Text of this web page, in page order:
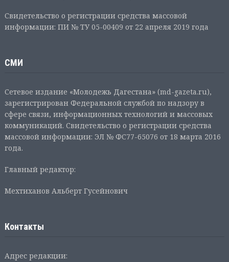
Свидетельство о регистрации средства массовой
информации: ПИ № ТУ 05-00409 от 22 апреля 2019 года
СМИ
Сетевое издание «Молодежь Дагестана» (md-gazeta.ru),
зарегистрирован Федеральной службой по надзору в
сфере связи, информационных технологий и массовых
коммуникаций. Свидетельство о регистрации средства
массовой информации: ЭЛ № ФС77-65076 от 18 марта 2016
года.
Главный редактор:
Мехтиханов Альберт Гусейнович
Контакты
Адрес редакции: